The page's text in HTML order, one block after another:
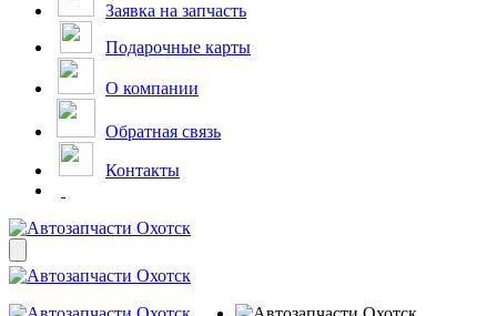
Заявка на запчасть
Подарочные карты
О компании
Обратная связь
Контакты